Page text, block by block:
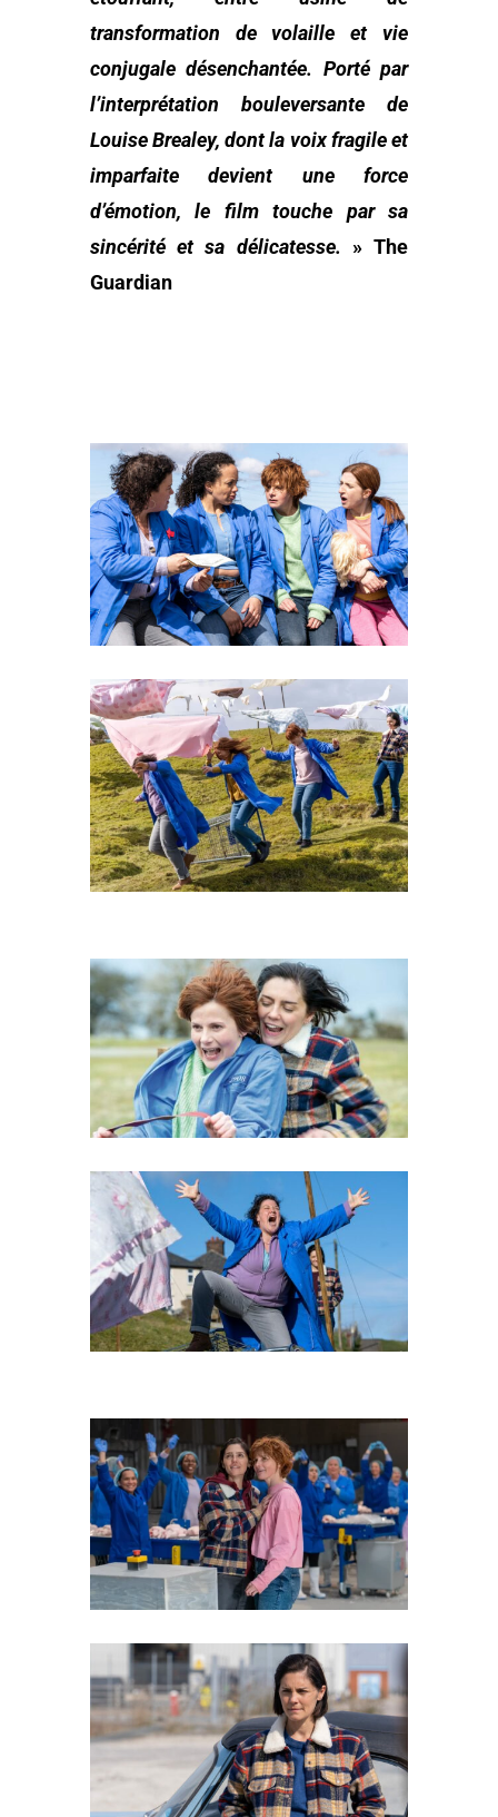
transformation de volaille et vie
conjugale désenchantée. Porté par
l’interprétation bouleversante de
Louise Brealey, dont la voix fragile et
imparfaite devient une force
d’émotion, le film touche par sa
sincérité et sa délicatesse. » The
Guardian